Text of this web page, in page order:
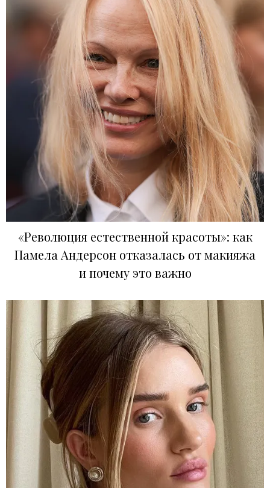
«Революция естественной красоты»: как
Памела Андерсон отказалась от макияжа
и почему это важно